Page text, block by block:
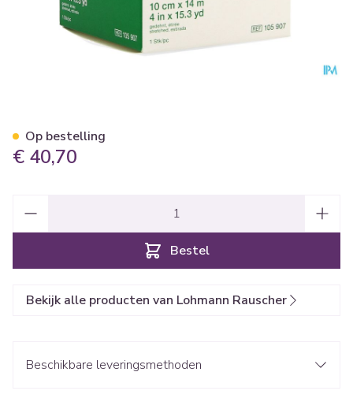
€ 40,70
Bestel
Op bestelling
Bekijk alle producten van Lohmann Rauscher
Beschikbare leveringsmethoden